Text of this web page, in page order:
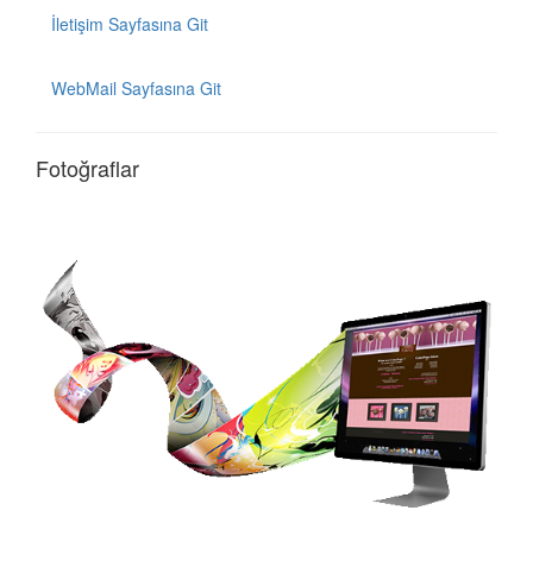
İletişim Sayfasına Git
WebMail Sayfasına Git
Fotoğraflar